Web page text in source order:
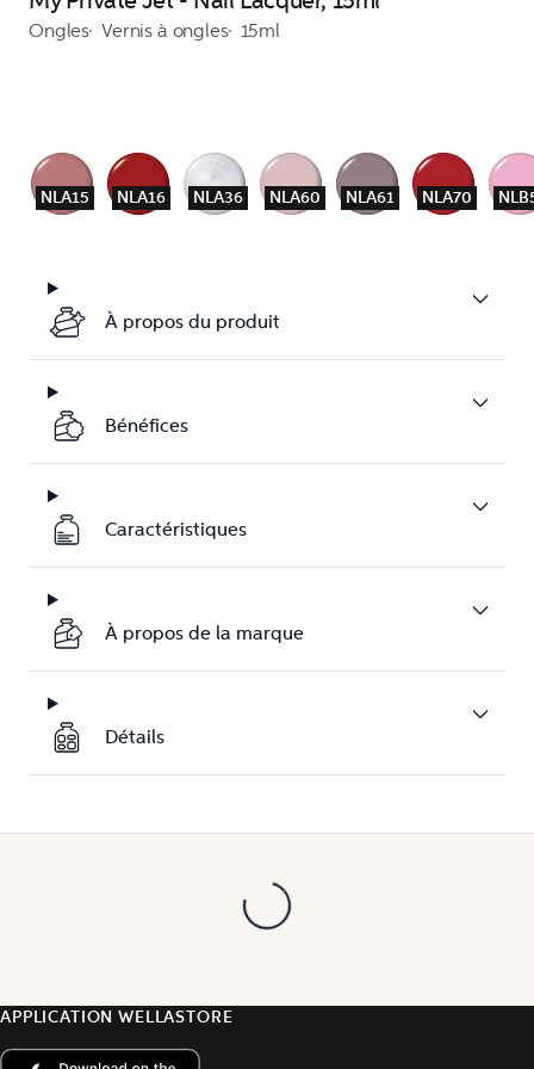
Ongles Vernis à ongles 15ml
NLA15 NLA16 NLA36 NLA60 NLA61 NLA70
À propos du produit
Bénéfices
Caractéristiques
À propos de la marque
Détails
APPLICATION WELLASTORE